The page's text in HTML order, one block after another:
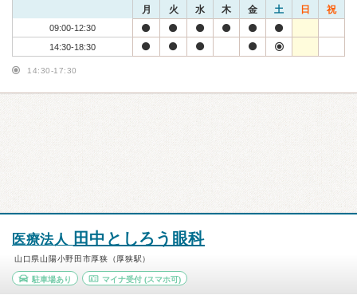
月 火 水 木 金 土 日 祝
09:00-12:30
14:30-18:30
14:30-17:30
医療法人 田中としろう眼科
山口県山陽小野田市厚狭（厚狭駅）
駐車場あり マイナ受付(スマホ可)